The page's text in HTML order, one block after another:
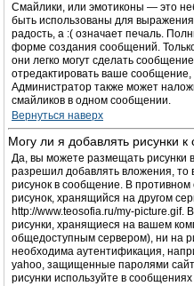
Смайлики, или эмотиконы — это
быть использованы для
радость, а :( означает печаль.
форме создания сообщений.
они легко могут сделать
отредактировать ваше
Администратор также может
смайликов в одном сообщении.
Вернуться наверх
Могу ли я добавлять рисунки
Да, вы можете размещать рисунки
разрешил добавлять вложения, то
рисунок в сообщение. В противном
рисунок, хранящийся на другом
http://www.teosofia.ru/my-picture.gif.
рисунки, хранящиеся на вашем
общедоступным сервером), ни на
необходима аутентификация,
yahoo, защищенные паролями
рисунки используйте в